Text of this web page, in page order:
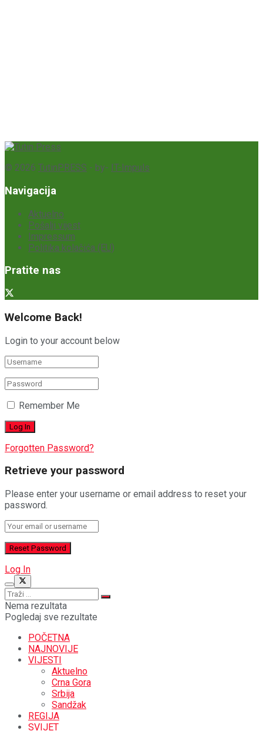
© 2026 TutinPRESS - by- IT-Impuls
Navigacija
Aktuelno
Pošalji vijest
Impressum
Politika kolačića (EU)
Pratite nas
Welcome Back!
Login to your account below
Remember Me
Forgotten Password?
Retrieve your password
Please enter your username or email address to reset your
password.
Log In
Nema rezultata
Pogledaj sve rezultate
POČETNA
NAJNOVIJE
VIJESTI
Aktuelno
Crna Gora
Srbija
Sandžak
REGIJA
SVIJET